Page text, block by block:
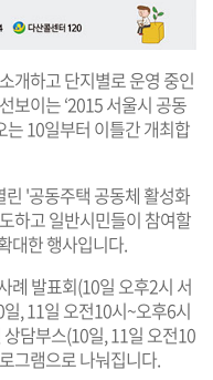
개하고 단지별로 운영 중인
보이는 ‘2015 서울시 공동
는 10일부터 이틀간 개최합
린 '공동주택 공동체 활성화
하고 일반시민들이 참여할
대한 행사입니다.
발표회(10일 오후2시 서
, 11일 오전10시~오후6시
담부스(10일, 11일 오전10
그램으로 나눠집니다.